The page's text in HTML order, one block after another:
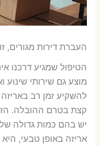
העברת דירות מגורים,
הטיפול שמגיע דרכנו
מוצע גם שירותי שינוע
להשקיע זמן רב
קצת בטרם ההובלה.
יש בהם כמות גדולה
אריזה באופן טבעי,